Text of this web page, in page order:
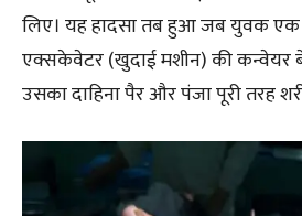
लिए। यह हादसा तब हुआ जब युवक एक
एक्सकेवेटर (खुदाई मशीन) की कन्वेयर
उसका दाहिना पैर और पंजा पूरी तरह